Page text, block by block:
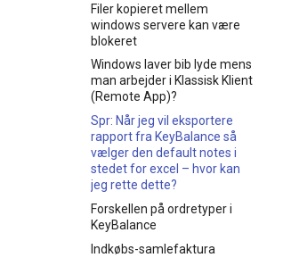
Filer kopieret mellem
windows servere kan være
blokeret
Windows laver bib lyde mens
man arbejder i Klassisk Klient
(Remote App)?
Spr: Når jeg vil eksportere
rapport fra KeyBalance så
vælger den default notes i
stedet for excel – hvor kan
jeg rette dette?
Forskellen på ordretyper i
KeyBalance
Indkøbs-samlefaktura